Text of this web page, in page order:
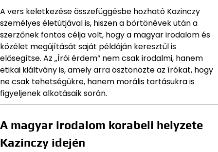
A vers keletkezése összefüggésbe hozható Kazinczy
személyes életútjával is, hiszen a börtönévek után a
szerzőnek fontos célja volt, hogy a magyar irodalom és
közélet megújítását saját példáján keresztül is
elősegítse. Az „Írói érdem” nem csak irodalmi, hanem
etikai kiáltvány is, amely arra ösztönözte az írókat, hogy
ne csak tehetségükre, hanem morális tartásukra is
figyeljenek alkotásaik során.
A magyar irodalom korabeli helyzete
Kazinczy idején